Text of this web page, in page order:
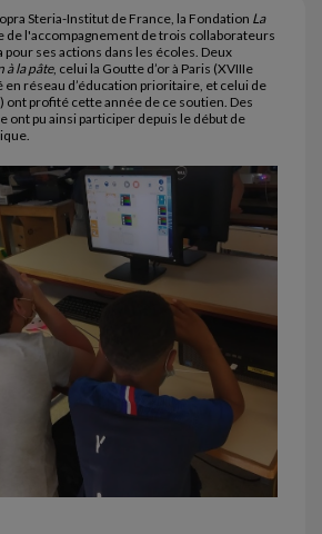
Steria-Institut de France, la Fondation La
de l'accompagnement de trois collaborateurs
pour ses actions dans les écoles. Deux
à la pâte, celui la Goutte d’or à Paris (XVIIIe
réseau d’éducation prioritaire, et celui de
ont profité cette année de ce soutien. Des
ont pu ainsi participer depuis le début de